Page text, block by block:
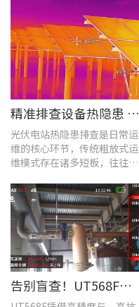
​精准排查设备热隐患 | UTi640J智能型红外热成像仪赋能光伏电站高效运维
光伏电站热隐患排查是日常运
维的核心环节，传统粗放式运
维模式存在诸多短板，往往面
境，制约电站运维效率与运行
安全性。
告别盲查！UT568F红外声成像仪，让汽车智造车间气体泄漏检测更智能高效